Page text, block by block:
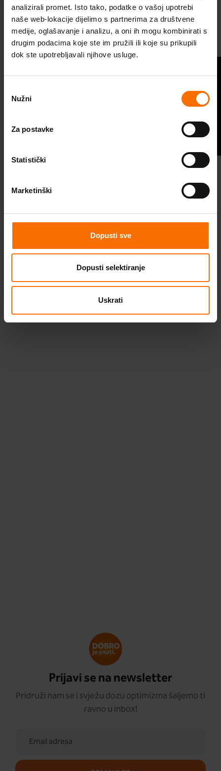
analizirali promet. Isto tako, podatke o vašoj upotrebi
naše web-lokacije dijelimo s partnerima za društvene
medije, oglašavanje i analizu, a oni ih mogu kombinirati s
drugim podacima koje ste im pružili ili koje su prikupili
dok ste upotrebljavali njihove usluge.
pristanka
Nužni
Za postavke
Statistički
Marketinški
Dopusti sve
Dopusti selektiranje
Uskrati
Škola optimističnog roditeljstva
Probudi optimizam
Program za optimizam
Videosavjeti
Pitanje možete postaviti posve anonimno kroz
formular, u bilo koje doba dana, a odgovor
Pročitajte što je sve dobro znati da bismo se
NLPt psihoterapeutkinja i
mag.soc.pedagogije
Prijavi se na newsletter
Pridruži nam se i svježu dozu optimizma šaljemo ti
ravno u inbox!
Pitaj psihologa